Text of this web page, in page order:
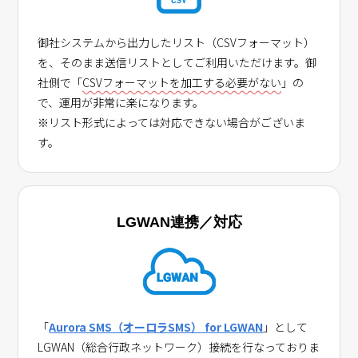
御社システムから出力したリスト（CSVフォーマット）
を、そのまま送信リストとしてご利用いただけます。御
社側で「CSVフォーマットを加工する必要がない 」の
で、運用が非常に楽になります。
※リスト形式によっては対応できない場合がございま
す。
LGWAN連携／対応
「Aurora SMS（オーロラSMS） for LGWAN 」として
LGWAN（総合行政ネットワーク）接続を行なっておりま